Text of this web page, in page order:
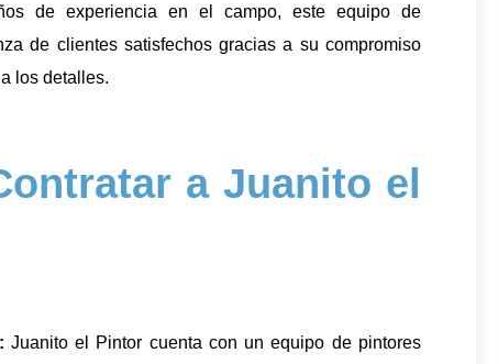
de experiencia en el campo, este equipo de
de clientes satisfechos gracias a su compromiso
los detalles.
a Juanito el
Juanito el Pintor cuenta con un equipo de pintores